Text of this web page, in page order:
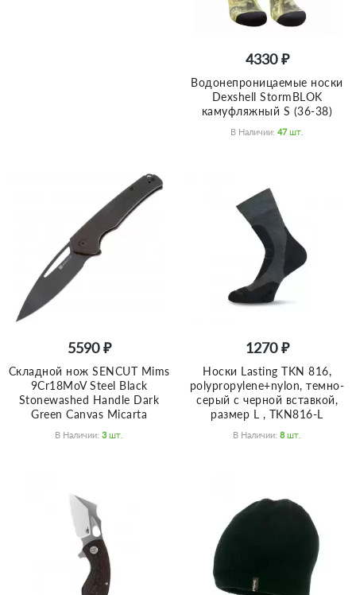
4330 ₽
Водонепроницаемые носки
Dexshell StormBLOK
камуфляжный S (36-38)
В Наличии: 47 Шт.
5590 ₽
Складной нож SENCUT Mims
9Cr18MoV Steel Black
Stonewashed Handle Dark
Green Canvas Micarta
В Наличии: 3 Шт.
1270 ₽
Носки Lasting TKN 816,
polypropylene+nylon, темно-
серый с черной вставкой,
размер L , TKN816-L
В Наличии: 8 Шт.